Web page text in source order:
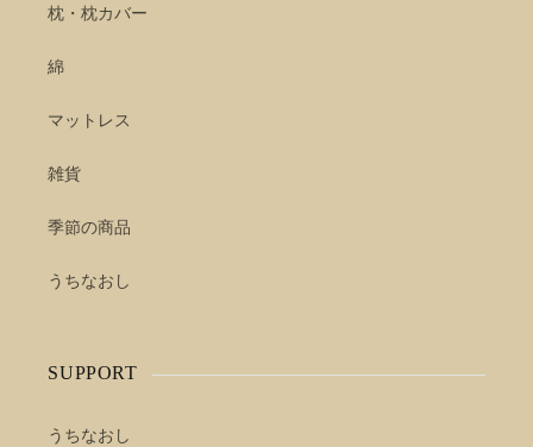
枕・枕カバー
綿
マットレス
雑貨
季節の商品
うちなおし
SUPPORT
うちなおし